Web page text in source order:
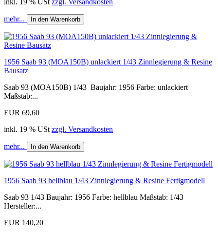
mehr... In den Warenkorb
1956 Saab 93 (MOA150B) unlackiert 1/43 Zinnlegierung & Resine
Bausatz
Saab 93 (MOA150B) 1/43 Baujahr: 1956 Farbe: unlackiert
Maßstab:...
EUR 69,60
inkl. 19 % USt zzgl. Versandkosten
mehr... In den Warenkorb
1956 Saab 93 hellblau 1/43 Zinnlegierung & Resine Fertigmodell
Saab 93 1/43 Baujahr: 1956 Farbe: hellblau Maßstab: 1/43
Hersteller:...
EUR 140,20